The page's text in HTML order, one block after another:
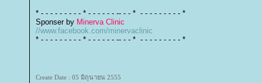
* - - - - - - - - - * - - - - - - -- - - * - - - - - - - - - *
Sponser by Minerva Clinic
//www.facebook.com/minervaclinic
* - - - - - - - - - * - - - - - - -- - - * - - - - - - - - - *
Create Date : 05 มิถุนายน 2555